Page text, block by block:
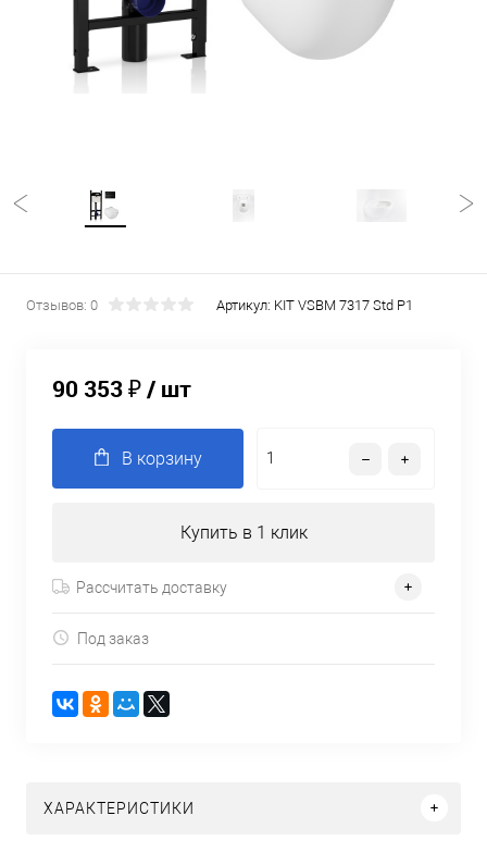
Отзывов: 0 Артикул: KIT VSBM 7317 Std P1
90 353 ₽/ шт
В корзину
Купить в 1 клик
Рассчитать доставку
Под заказ
ХАРАКТЕРИСТИКИ